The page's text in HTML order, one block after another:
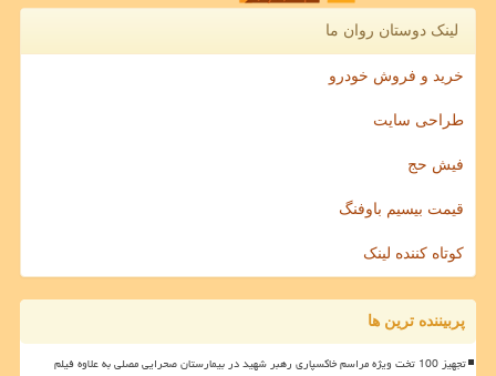
لینک دوستان روان ما
خرید و فروش خودرو
طراحی سایت
فیش حج
قیمت بیسیم باوفنگ
کوتاه کننده لینک
پربیننده ترین ها
تجهیز 100 تخت ویژه مراسم خاکسپاری رهبر شهید در بیمارستان صحرایی مصلی به علاوه فیلم